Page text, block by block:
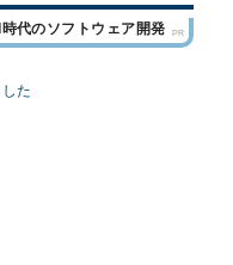
代のソフトウェア開発
た